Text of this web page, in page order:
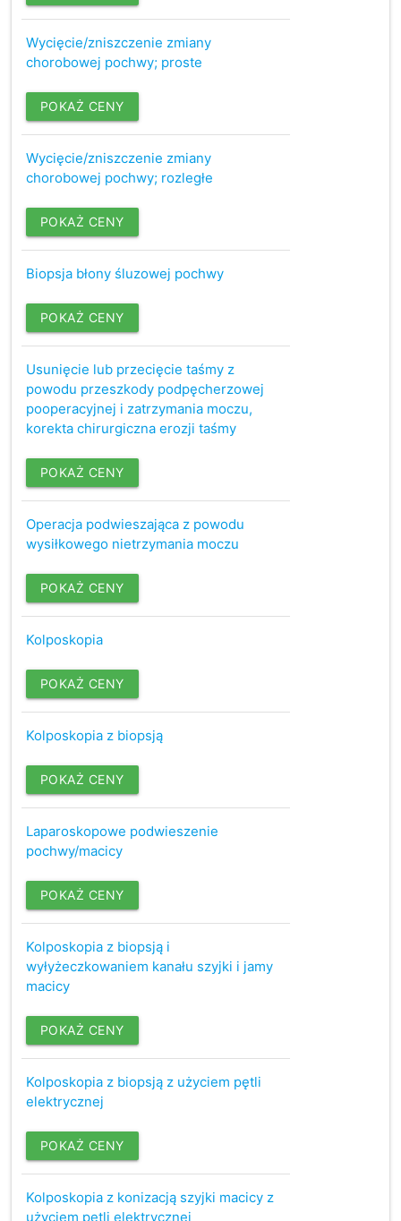
Wycięcie/zniszczenie zmiany
chorobowej pochwy; proste
POKAŻ CENY
Wycięcie/zniszczenie zmiany
chorobowej pochwy; rozległe
POKAŻ CENY
Biopsja błony śluzowej pochwy
POKAŻ CENY
Usunięcie lub przecięcie taśmy z
powodu przeszkody podpęcherzowej
pooperacyjnej i zatrzymania moczu,
korekta chirurgiczna erozji taśmy
POKAŻ CENY
Operacja podwieszająca z powodu
wysiłkowego nietrzymania moczu
POKAŻ CENY
Kolposkopia
POKAŻ CENY
Kolposkopia z biopsją
POKAŻ CENY
Laparoskopowe podwieszenie
pochwy/macicy
POKAŻ CENY
Kolposkopia z biopsją i
wyłyżeczkowaniem kanału szyjki i jamy
macicy
POKAŻ CENY
Kolposkopia z biopsją z użyciem pętli
elektrycznej
POKAŻ CENY
Kolposkopia z konizacją szyjki macicy z
użyciem pętli elektrycznej